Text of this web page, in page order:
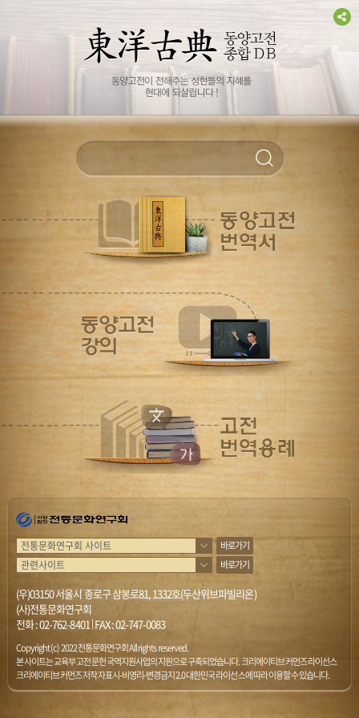
바로가기
바로가기
(우)03150 서울시 종로구 삼봉로81, 1332호(두산위브파빌리온)
(사)전통문화연구회
전화 :02-762-8401|FAX : 02-747-0083
Copyright (c) 2022 전통문화연구회 All rights reserved.
본 사이트는 교육부 고전문헌 국역지원사업의 지원으로 구축되었습니다. 크리에이티브 커먼즈 라이선스
크리에이티브 커먼즈 저작자표시-비영리-변경금지 2.0 대한민국 라이선스에 따라 이용할 수 있습니다.